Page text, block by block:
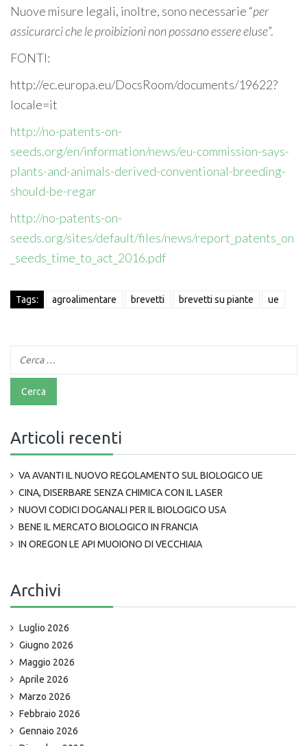
Nuove misure legali, inoltre, sono necessarie “per
assicurarci che le proibizioni non possano essere eluse”.
FONTI:
http://ec.europa.eu/DocsRoom/documents/19622?
locale=it
http://no-patents-on-
seeds.org/en/information/news/eu-commission-says-
plants-and-animals-derived-conventional-breeding-
should-be-regar
http://no-patents-on-
seeds.org/sites/default/files/news/report_patents_on
_seeds_time_to_act_2016.pdf
Tags: agroalimentare brevetti brevetti su piante ue
Articoli recenti
VA AVANTI IL NUOVO REGOLAMENTO SUL BIOLOGICO UE
CINA, DISERBARE SENZA CHIMICA CON IL LASER
NUOVI CODICI DOGANALI PER IL BIOLOGICO USA
BENE IL MERCATO BIOLOGICO IN FRANCIA
IN OREGON LE API MUOIONO DI VECCHIAIA
Archivi
Luglio 2026
Giugno 2026
Maggio 2026
Aprile 2026
Marzo 2026
Febbraio 2026
Gennaio 2026